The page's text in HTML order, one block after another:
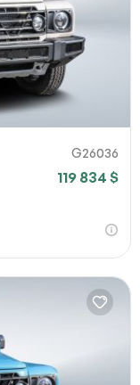
G26036
119 834 $